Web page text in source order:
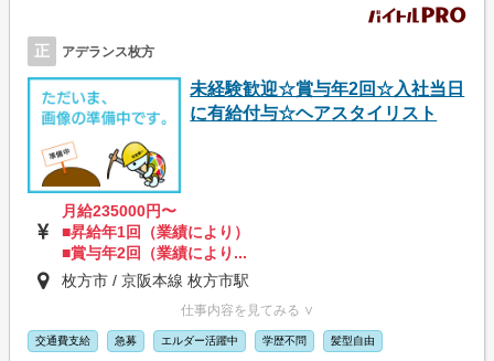
正 アデランス枚方
未経験歓迎☆賞与年2回☆入社当日
に有給付与☆ヘアスタイリスト
月給235000円〜
■昇給年1回（業績により）
■賞与年2回（業績により...
枚方市 / 京阪本線 枚方市駅
仕事内容を見てみる ∨
交通費支給 急募 エルダー活躍中 学歴不問 髪型自由